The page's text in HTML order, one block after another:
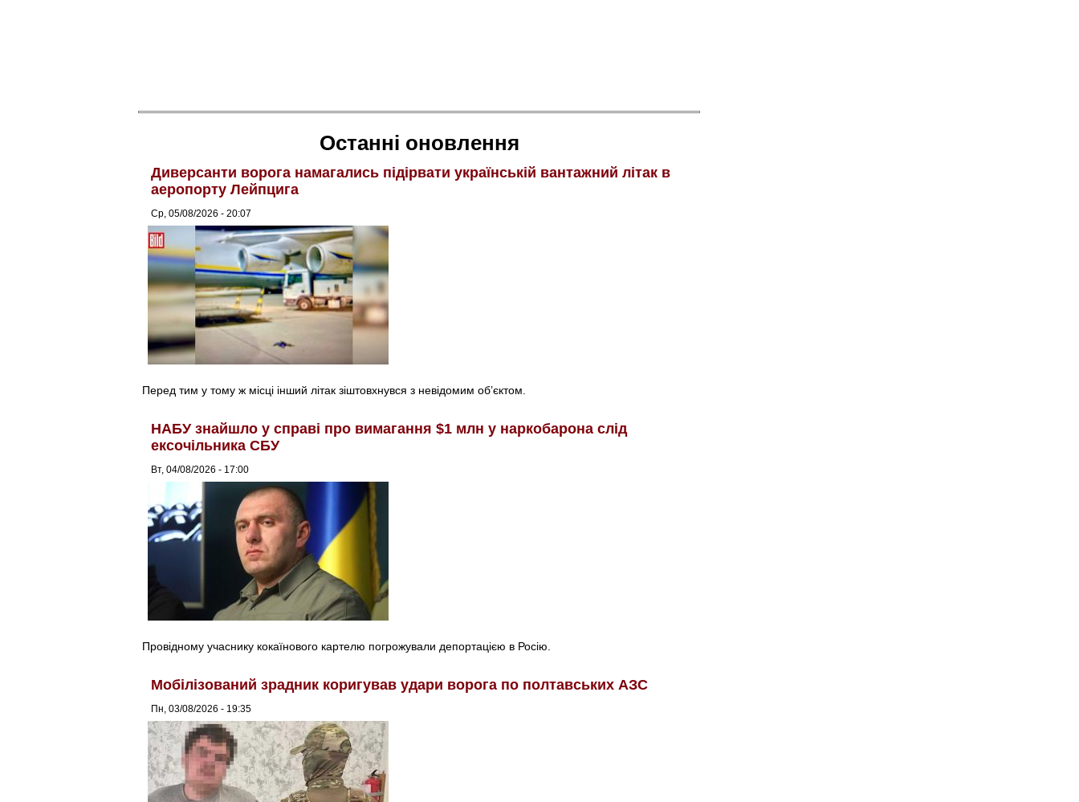
Останні оновлення
Диверсанти ворога намагались підірвати українській вантажний літак в
аеропорту Лейпцига
Ср, 05/08/2026 - 20:07
Перед тим у тому ж місці інший літак зіштовхнувся з невідомим об’єктом.
НАБУ знайшло у справі про вимагання $1 млн у наркобарона слід
ексочільника СБУ
Вт, 04/08/2026 - 17:00
Провідному учаснику кокаїнового картелю погрожували депортацією в Росію.
Мобілізований зрадник коригував удари ворога по полтавських АЗС
Пн, 03/08/2026 - 19:35